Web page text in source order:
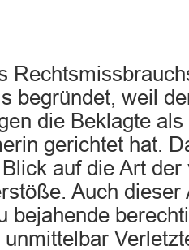
begründet, weil
die Beklagte als
gerichtet hat.
auf die Art
Auch dieser
bejahende